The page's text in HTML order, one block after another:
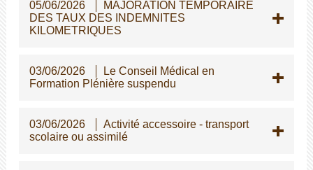
05/06/2026
MAJORATION TEMPORAIRE
DES TAUX DES INDEMNITES
KILOMETRIQUES
03/06/2026
Le Conseil Médical en
Formation Plénière suspendu
03/06/2026
Activité accessoire - transport
scolaire ou assimilé